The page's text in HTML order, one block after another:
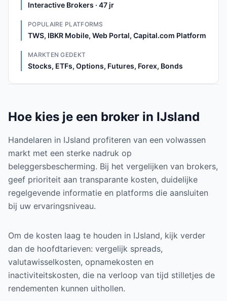
Interactive Brokers · 47 jr
POPULAIRE PLATFORMS
TWS, IBKR Mobile, Web Portal, Capital.com Platform
MARKTEN GEDEKT
Stocks, ETFs, Options, Futures, Forex, Bonds
Hoe kies je een broker in IJsland
Handelaren in IJsland profiteren van een volwassen
markt met een sterke nadruk op
beleggersbescherming. Bij het vergelijken van brokers,
geef prioriteit aan transparante kosten, duidelijke
regelgevende informatie en platforms die aansluiten
bij uw ervaringsniveau.
Om de kosten laag te houden in IJsland, kijk verder
dan de hoofdtarieven: vergelijk spreads,
valutawisselkosten, opnamekosten en
inactiviteitskosten, die na verloop van tijd stilletjes de
rendementen kunnen uithollen.